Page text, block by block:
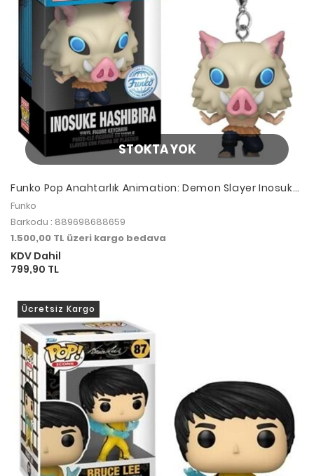
STOKTA YOK
Funko Pop Anahtarlık Animation: Demon Slayer Inosuke
Hashibira
Funko
Barkodu : 889698688659
1.500,00 TL üzeri kargo bedava
KDV Dahil
799,90 TL
Ücretsiz Kargo